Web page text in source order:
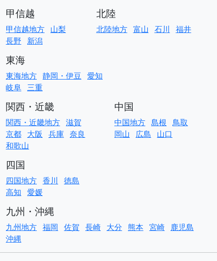
甲信越
甲信越地方 山梨
長野
新潟
北陸
北陸地方 富山 石川 福井
東海
東海地方 静岡・伊豆 愛知
岐阜 三重
関西・近畿
関西・近畿地方 滋賀
京都 大阪 兵庫 奈良
和歌山
中国
中国地方 島根 鳥取
岡山
広島 山口
四国
四国地方 香川
徳島
高知 愛媛
九州・沖縄
九州地方 福岡 佐賀 長崎 大分 熊本 宮崎
鹿児島
沖縄